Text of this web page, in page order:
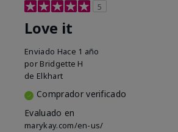
5
Love it
Enviado Hace 1 año
por Bridgette H
de Elkhart
Comprador verificado
Evaluado en
marykay.com/en-us/